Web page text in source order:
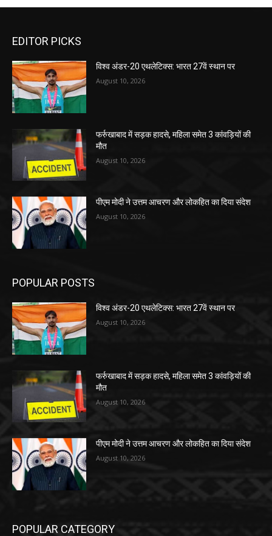
EDITOR PICKS
विश्व अंडर-20 एथलेटिक्स: भारत 27वें स्थान पर
August 10, 2026
फर्रुखाबाद में सड़क हादसे, महिला समेत 3 कांवड़ियों की
मौत
August 10, 2026
पीएम मोदी ने उत्तम आचरण और लोकहित का दिया संदेश
August 10, 2026
POPULAR POSTS
विश्व अंडर-20 एथलेटिक्स: भारत 27वें स्थान पर
August 10, 2026
फर्रुखाबाद में सड़क हादसे, महिला समेत 3 कांवड़ियों की
मौत
August 10, 2026
पीएम मोदी ने उत्तम आचरण और लोकहित का दिया संदेश
August 10, 2026
POPULAR CATEGORY